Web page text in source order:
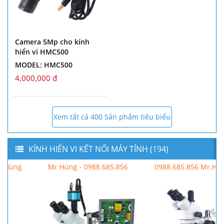
Camera 5Mp cho kính
hiển vi HMC500
MODEL: HMC500
4,000,000 đ
Xem tất cả 400 Sản phẩm tiêu biểu
KÍNH HIỂN VI KẾT NỐI MÁY TÍNH (194)
Mr Hùng - 0988.685.856 0988.685.856 Mr.Hùng